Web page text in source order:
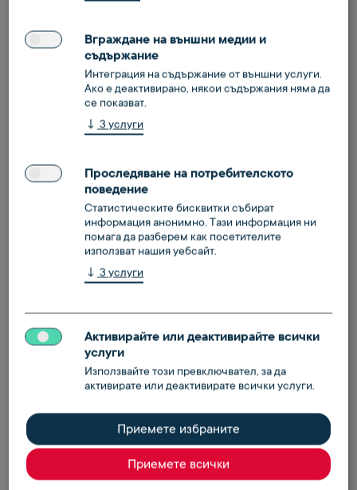
Нашите общи условия
право за битови клиенти (PDF)
Общи условия в гражданското и търговското
право за търговски клиенти (PDF)
Документация за нашите
партньори на пазара
Всички удостоверения
Вграждане на външни медии и
съдържание
Интеграция на съдържание от външни услуги.
Ако е деактивирано, някои съдържания няма да
се показват.
↓ 3 услуги
Проследяване на потребителското
поведение
Статистическите бисквитки събират
информация анонимно. Тази информация ни
помага да разберем как посетителите
използват нашия уебсайт.
↓ 3 услуги
Активирайте или деактивирайте всички
услуги
Използвайте този превключвател, за да
активирате или деактивирате всички услуги.
Приемете избраните
Приемете всички